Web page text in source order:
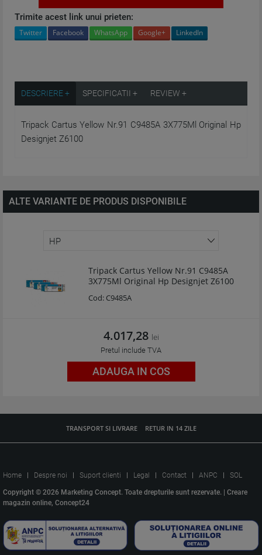
Trimite acest link unui prieten:
Twitter Facebook WhatsApp Google+ LinkedIn
DESCRIERE + SPECIFICATII + REVIEW +
Tripack Cartus Yellow Nr.91 C9485A 3X775Ml Original Hp
Designjet Z6100
ALTE VARIANTE DE PRODUS DISPONIBILE
Tripack Cartus Yellow Nr.91 C9485A
3X775Ml Original Hp Designjet Z6100
Cod:C9485A
4.017,28 lei
Pretul include TVA
ADAUGA IN COS
TRANSPORT SI LIVRARE RETUR IN 14 ZILE
Home Despre noi Suport clienti Legal Contact ANPC SOL
Copyright © 2026 Marketing Concept. Toate drepturile sunt rezervate. | Creare
magazin online, Concept24